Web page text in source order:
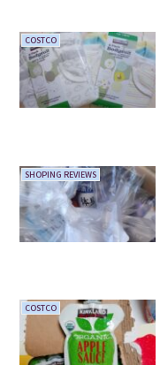
COSTCO
SHOPING REVIEWS
COSTCO